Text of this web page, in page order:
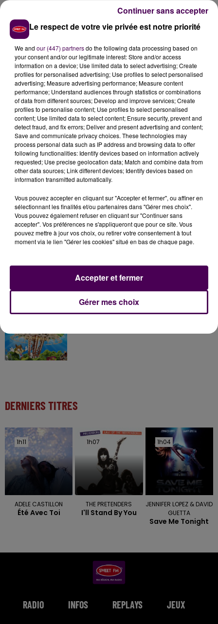
Dans la mesure où le nombre de places est limité,
l'inscription est obligatoire, et ce avant le 8 janvier,
avec internet en se connectant surwww.ac-
a.fr/ateliers-inscription
stage@automobileclub.orgou par téléphone en
composant le 09 70 40 11 11. Le tarif de la séance est de
30 euros.
À LA UNE
7 août 2026
Gagnez vos pass pour le V and B Fest' 2026 !
Inscrivez-vous au casting The Voice & The Voice
DERNIERS TITRES
1h11
1h11
ADELE CASTILLON
Été Avec Toi
1h07
1h07
THE PRETENDERS
I'll Stand By You
1h04
1h04
JENNIFER LOPEZ & DAVID
GUETTA
Save Me Tonight
RADIO INFOS REPLAYS JEUX
Le respect de votre vie privée est notre priorité
We and our (447) partnersdo the following data processing based on
your consent and/or our legitimate interest: Store and/or access
information on a device; Use limited data to select advertising; Create
profiles for personalised advertising; Use profiles to select personalised
advertising; Measure advertising performance; Measure content
performance; Understand audiences through statistics or combinations
of data from different sources; Develop and improve services; Create
profiles to personalise content; Use profiles to select personalised
content; Use limited data to select content; Ensure security, prevent and
detect fraud, and fix errors; Deliver and present advertising and content;
Save and communicate privacy choices. These technologies may
process personal data such as IP address and browsing data to offer
following functionalities: Identify devices based on information actively
requested; Use precise geolocation data; Match and combine data from
other data sources; Link different devices; Identify devices based on
information transmitted automatically.
Vous pouvez accepter en cliquant sur "Accepter et fermer", ou affiner en
sélectionnant les finalités et/ou partenaires dans "Gérer mes choix".
Vous pouvez également refuser en cliquant sur "Continuer sans
accepter". Vos préférences ne s'appliqueront que pour ce site. Vous
pouvez mettre à jour vos choix, ou retirer votre consentement à tout
moment via le lien "Gérer les cookies" situé en bas de chaque page.
Gérer mes choix
Accepter et fermer
Continuer sans accepter